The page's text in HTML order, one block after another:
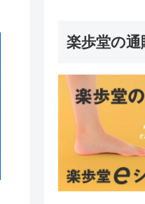
楽歩堂の